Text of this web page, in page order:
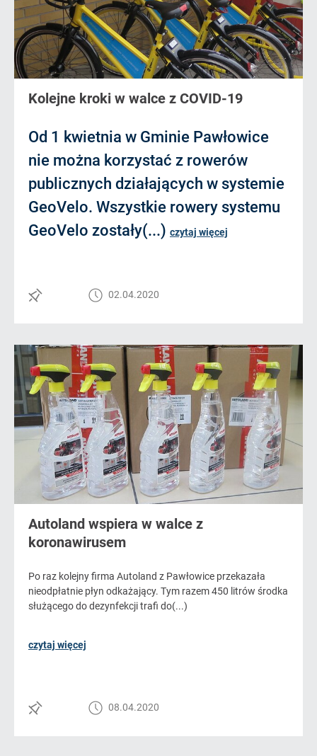
Kolejne kroki w walce z COVID-19
Od 1 kwietnia w Gminie Pawłowice
nie można korzystać z rowerów
publicznych działających w systemie
GeoVelo. Wszystkie rowery systemu
GeoVelo zostały(...) czytaj więcej
02.04.2020
Autoland wspiera w walce z
koronawirusem
Po raz kolejny firma Autoland z Pawłowice przekazała
nieodpłatnie płyn odkażający. Tym razem 450 litrów środka
służącego do dezynfekcji trafi do(...)
czytaj więcej
08.04.2020